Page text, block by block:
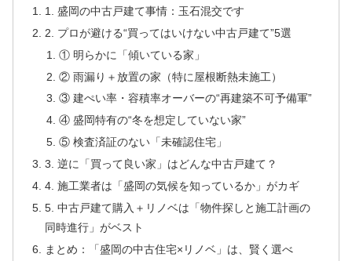
1. 盛岡の中古戸建て事情：玉石混交です
2. プロが避ける“買ってはいけない中古戸建て”5選
① 明らかに「傾いている家」
② 雨漏り＋放置の家（特に屋根断熱未施工）
③ 建ぺい率・容積率オーバーの“再建築不可予備軍”
④ 盛岡特有の“冬を想定していない家”
⑤ 検査済証のない「未確認住宅」
3. 逆に「買って良い家」はどんな中古戸建て？
4. 施工業者は「盛岡の気候を知っているか」がカギ
5. 中古戸建て購入＋リノベは「物件探しと施工計画の
同時進行」がベスト
まとめ：「盛岡の中古住宅×リノベ」は、賢く選べ